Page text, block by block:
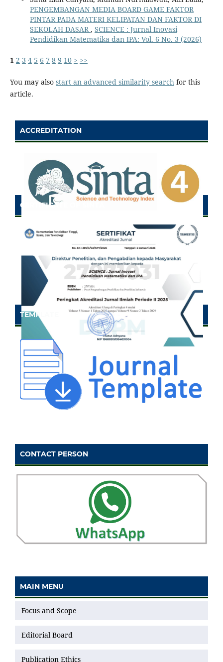
PENGEMBANGAN MEDIA BOARD GAME FAKTOR
PINTAR PADA MATERI KELIPATAN DAN FAKTOR DI
SEKOLAH DASAR, SCIENCE : Jurnal Inovasi
Pendidikan Matematika dan IPA: Vol. 6 No. 3 (2026)
1 2 3 4 5 6 7 8 9 10 > >>
You may also start an advanced similarity searchfor this
article.
ACCREDITATION
CERTIFICATE OF SINTA
TEMPLATE
CONTACT PERSON
MAIN MENU
Focus and Scope
Editorial Board
Publication Ethics